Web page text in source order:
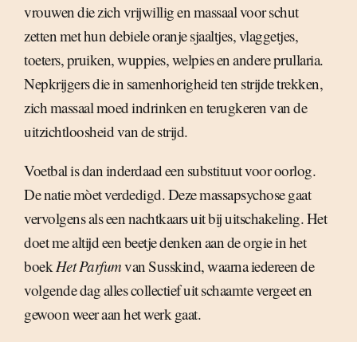
vrouwen die zich vrijwillig en massaal voor schut
zetten met hun debiele oranje sjaaltjes, vlaggetjes,
toeters, pruiken, wuppies, welpies en andere prullaria.
Nepkrijgers die in samenhorigheid ten strijde trekken,
zich massaal moed indrinken en terugkeren van de
uitzichtloosheid van de strijd.
Voetbal is dan inderdaad een substituut voor oorlog.
De natie mòet verdedigd. Deze massapsychose gaat
vervolgens als een nachtkaars uit bij uitschakeling. Het
doet me altijd een beetje denken aan de orgie in het
boekHet Parfumvan Susskind, waarna iedereen de
volgende dag alles collectief uit schaamte vergeet en
gewoon weer aan het werk gaat.